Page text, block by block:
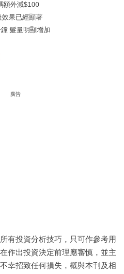
額外減$100
果已經顯著
髮量明顯增加
廣告
有投資分析技巧，只可作參考用
作出投資決定前理應審慎，並主
幸招致任何損失，概與本刊及相